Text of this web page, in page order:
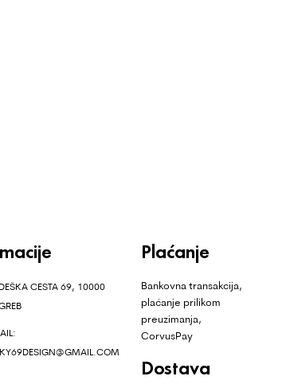
CESTA 69, 10000
Plaćanje
Bankovna transakcija,
plaćanje prilikom
preuzimanja,
CorvusPay
Dostava